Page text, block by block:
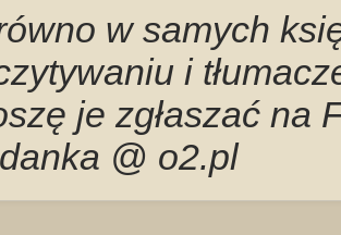
w samych
i
je zgłaszać na
@ o2.pl